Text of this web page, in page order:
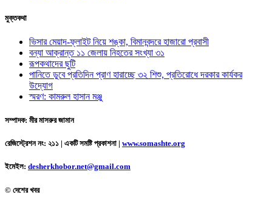
মুক্তকথা
ভিসার মেয়াদ-ফ্লাইট নিয়ে শঙ্কা, বিমানবন্দরে হাজারো প্রবাসী
বন্যা আক্রান্ত ১১ জেলায় নিহতের সংখ্যা ৩১
রূপকথাদের ছুটি
পানিতে ডুবে প্রতিদিন প্রাণ হারাচ্ছে ৩২ শিশু, প্রতিরোধে দরকার কার্যকর
উদ্যোগ
স্মরণ: কামরুল হাসান মঞ্জু
সম্পাদক: মীর মাসরুর জামান
রেজিস্ট্রেশন নং: ২১১ | একটি সমষ্টি প্রকাশনা | www.somashte.org
ইমেইল: desherkhobor.net@gmail.com
© দেশের খবর